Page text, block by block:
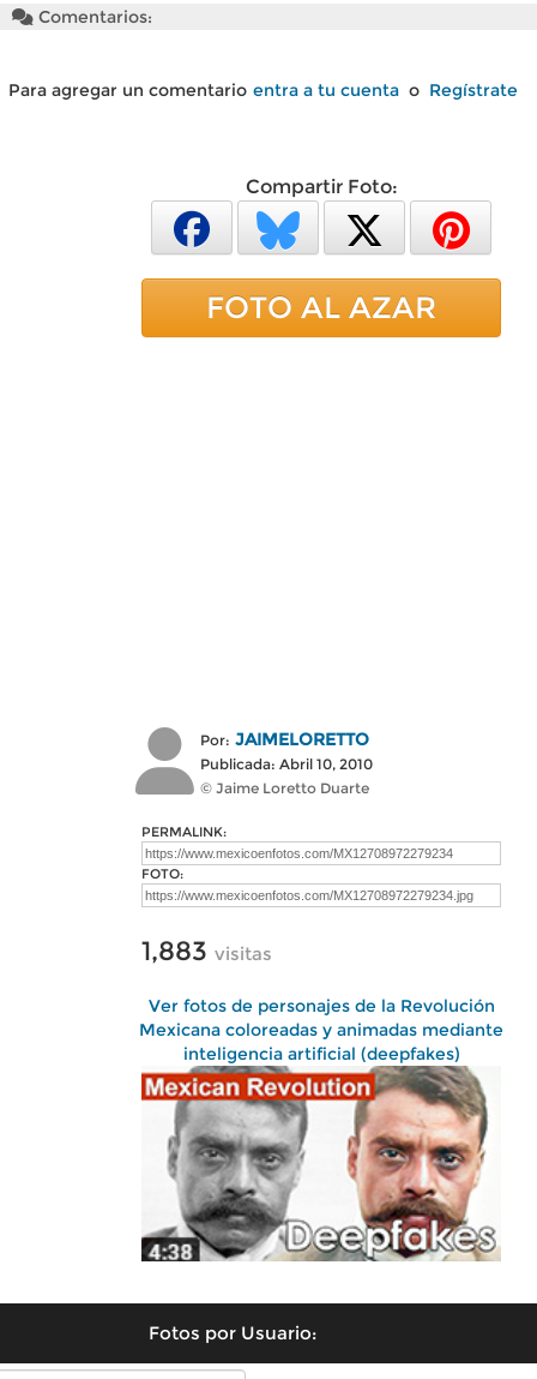
Comentarios:
Para agregar un comentario entra a tu cuenta o Regístrate
Compartir Foto:
FOTO AL AZAR
Por: JAIMELORETTO
Publicada: Abril 10, 2010
© Jaime Loretto Duarte
PERMALINK:
FOTO:
1,883 visitas
Ver fotos de personajes de la Revolución
Mexicana coloreadas y animadas mediante
inteligencia artificial (deepfakes)
Fotos por Usuario: